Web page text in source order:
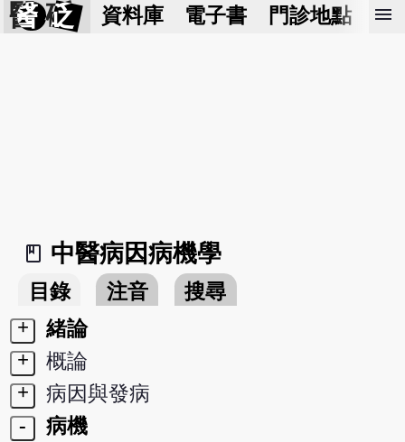
醫 砭 資料庫 電子書 門診地點 預
menu
book_2
中醫病因病機學
目錄 注音
搜尋
+
緒論
+
概論
+
病因與發病
-
病機